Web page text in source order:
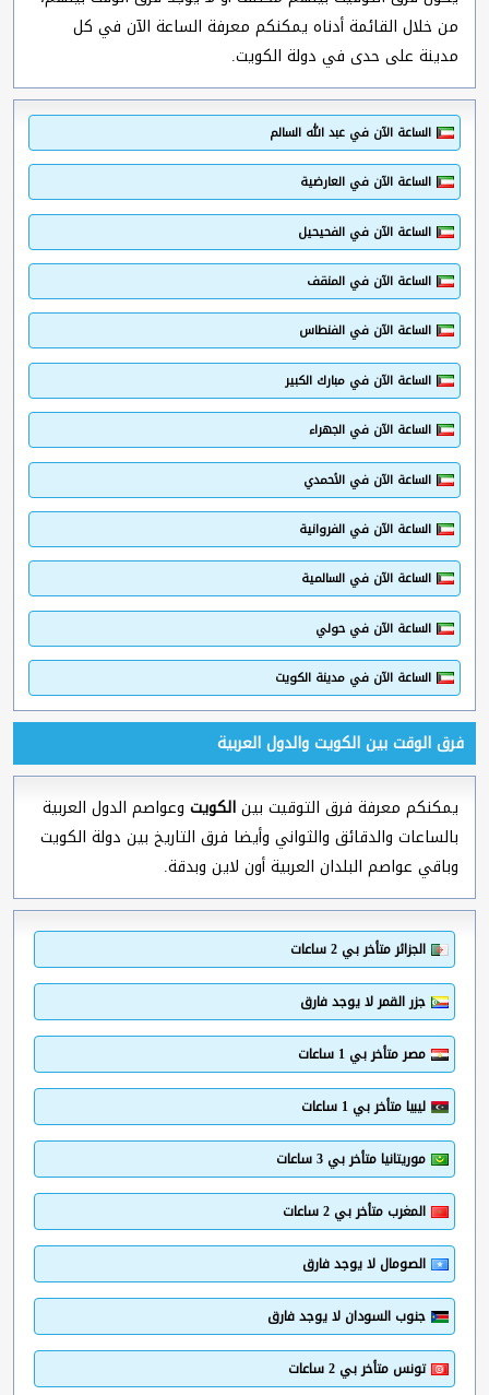
من خلال القائمة أدناه يمكنكم معرفة الساعة الآن في كل
مدينة على حدى في دولة الكويت.
الساعة الآن في عبد الله السالم
الساعة الآن في العارضية
الساعة الآن في الفحيحيل
الساعة الآن في المنقف
الساعة الآن في الفنطاس
الساعة الآن في مبارك الكبير
الساعة الآن في الجهراء
الساعة الآن في الأحمدي
الساعة الآن في الفروانية
الساعة الآن في السالمية
الساعة الآن في حولي
الساعة الآن في مدينة الكويت
فرق الوقت بين الكويت والدول العربية
يمكنكم معرفة فرق التوقيت بينالكويت وعواصم الدول العربية
بالساعات والدقائق والثواني وأيضا فرق التاريخ بين دولة الكويت
وباقي عواصم البلدان العربية أون لاين وبدقة.
الجزائر متأخر بي 2 ساعات
جزر القمر لا يوجد فارق
مصر متأخر بي 1 ساعات
ليبيا متأخر بي 1 ساعات
موريتانيا متأخر بي 3 ساعات
المغرب متأخر بي 2 ساعات
الصومال لا يوجد فارق
جنوب السودان لا يوجد فارق
تونس متأخر بي 2 ساعات